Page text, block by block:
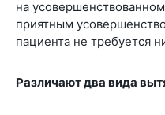
на
приятным
пациента не требуется
Различают два вида